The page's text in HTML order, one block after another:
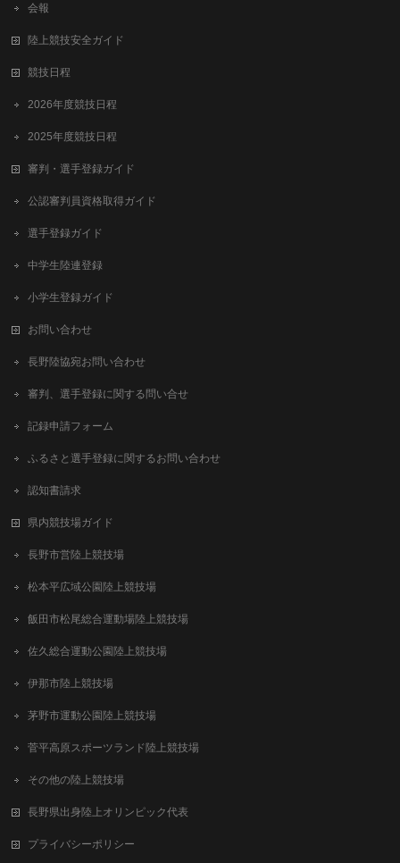
会報
陸上競技安全ガイド
競技日程
2026年度競技日程
2025年度競技日程
審判・選手登録ガイド
公認審判員資格取得ガイド
選手登録ガイド
中学生陸連登録
小学生登録ガイド
お問い合わせ
長野陸協宛お問い合わせ
審判、選手登録に関する問い合せ
記録申請フォーム
ふるさと選手登録に関するお問い合わせ
認知書請求
県内競技場ガイド
長野市営陸上競技場
松本平広域公園陸上競技場
飯田市松尾総合運動場陸上競技場
佐久総合運動公園陸上競技場
伊那市陸上競技場
茅野市運動公園陸上競技場
菅平高原スポーツランド陸上競技場
その他の陸上競技場
長野県出身陸上オリンピック代表
プライバシーポリシー